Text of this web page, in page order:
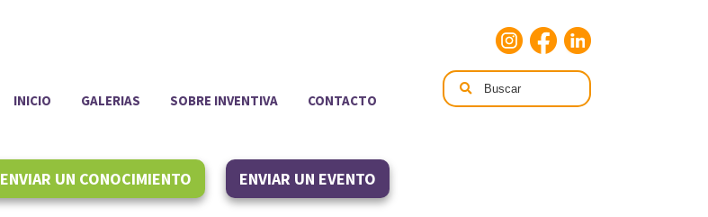
INICIO GALERIAS SOBRE INVENTIVA CONTACTO
ENVIAR UN CONOCIMIENTO ENVIAR UN EVENTO